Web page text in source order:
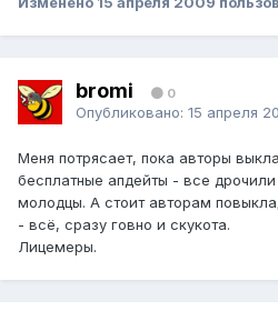
bromi 0
Опубликовано: 15 апреля
Меня потрясает, пока авторы
бесплатные апдейты - все
молодцы. А стоит авторам
- всё, сразу говно и скукота.
Лицемеры.